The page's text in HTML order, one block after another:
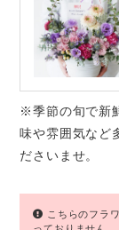
※季節の旬で新
味や雰囲気など
ださいませ。
こちらのフラ